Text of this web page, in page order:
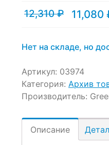
12,310₽
Первоначальная
12,310 ₽.
11,080
Текущая
Нет на складе, но
Артикул: 03974
Категория: Архив
Производитель:
Описание